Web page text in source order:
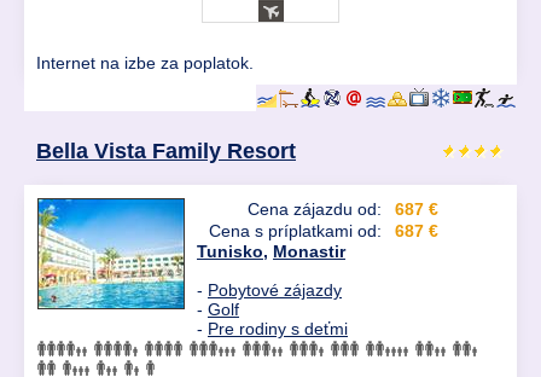
Internet na izbe za poplatok.
Bella Vista Family Resort
Cena zájazdu od:
687 €
Cena s príplatkami od:
687 €
Tunisko, Monastir
- Pobytové zájazdy
- Golf
- Pre rodiny s deťmi